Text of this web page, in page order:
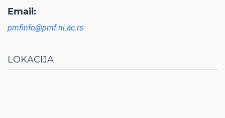
Email:
pmfinfo@pmf.ni.ac.rs
LOKACIJA